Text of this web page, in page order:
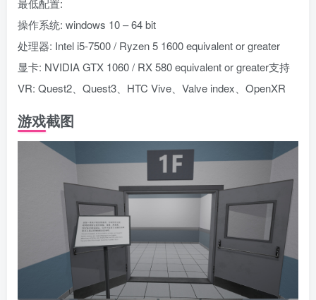
操作系统: windows 10 – 64 bit
处理器: Intel i5-7500 / Ryzen 5 1600 equivalent or greater
显卡: NVIDIA GTX 1060 / RX 580 equivalent or greater支持
VR: Quest2、Quest3、HTC Vive、Valve index、OpenXR
游戏截图